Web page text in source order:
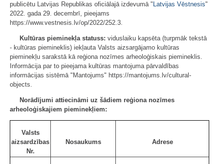
publicētu Latvijas Republikas oficiālajā izdevumā " Latvijas Vēstnesis"
2022. gada 29. decembrī, pieejams
https://www.vestnesis.lv/op/2022/252.3.
Kultūras pieminekļa statuss: viduslaiku kapsēta (turpmāk tekstā
- kultūras piemineklis) iekļauta Valsts aizsargājamo kultūras
pieminekļu sarakstā kā reģiona nozīmes arheoloģiskais piemineklis.
Informācija par to pieejama kultūras mantojuma pārvaldības
informācijas sistēmā "Mantojums" https://mantojums.lv/cultural-
objects.
Norādījumi attiecināmi uz šādiem reģiona nozīmes
arheoloģiskajiem pieminekļiem:
Valsts
aizsardzības
Nr.
Nosaukums Adrese